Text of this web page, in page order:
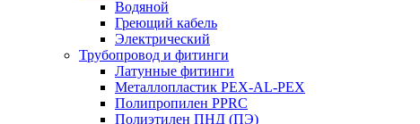
Водяной
Греющий кабель
Электрический
Трубопровод и фитинги
Латунные фитинги
Металлопластик PEX-AL-PEX
Полипропилен PPRC
Полиэтилен ПНД (ПЭ)